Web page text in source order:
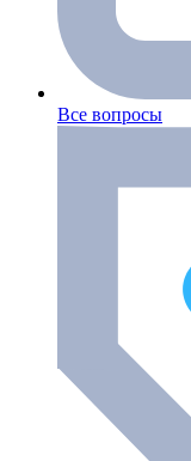
Все вопросы